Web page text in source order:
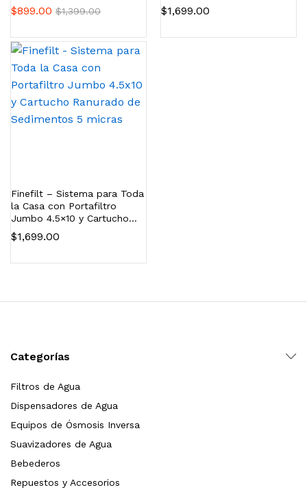
$899.00 $1,399.00
Ranurado de Sedimentos 25
micras
$1,699.00
Finefilt – Sistema para Toda
la Casa con Portafiltro
Jumbo 4.5×10 y Cartucho
Ranurado de Sedimentos 5
micras
$1,699.00
Categorías
Filtros de Agua
Dispensadores de Agua
Equipos de Ósmosis Inversa
Suavizadores de Agua
Bebederos
Repuestos y Accesorios